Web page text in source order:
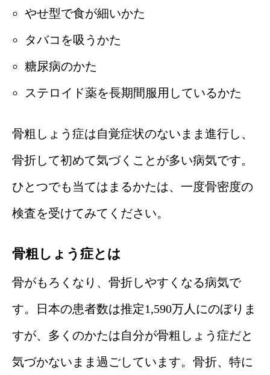
やせ型で食が細いかた
タバコを吸うかた
糖尿病のかた
ステロイド薬を長期間服用しているかた
骨粗しょう症は自覚症状のないまま進行し、
骨折して初めて気づくことが多い病気です。
ひとつでも当てはまるかたは、一度骨密度の
検査を受けてみてください。
骨粗しょう症とは
骨がもろくなり、骨折しやすくなる病気で
す。日本の患者数は推定1,590万人にのぼりま
すが、多くのかたは自分が骨粗しょう症だと
気づかないまま過ごしています。骨折、特に